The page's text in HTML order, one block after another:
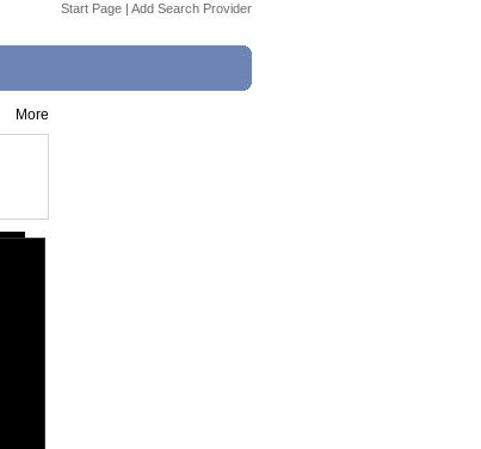
Start Page | Add Search Provider
More